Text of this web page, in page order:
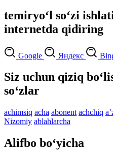
temiryo‘l so‘zi
internetda qidiring
Google Яндекс
Siz uchun qiziq
so‘zlar
achimsiq acha abonent achchiq
Nizomiy ablahlarcha
Alifbo bo‘yicha